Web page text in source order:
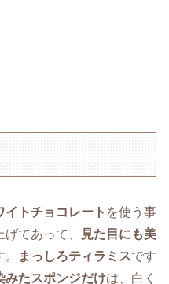
イトチョコレート を使う事
げてあって、
見た目にも美
まっしろティラミスです
みたスポンジだけは、白く